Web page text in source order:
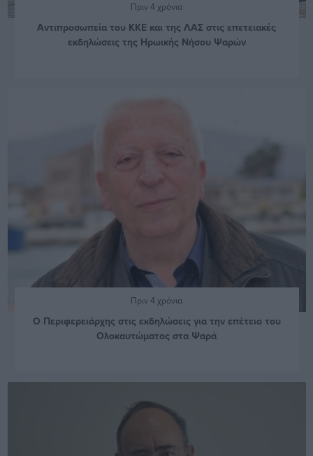
Πριν 4 χρόνια
Αντιπροσωπεία του ΚΚΕ και της ΛΑΣ στις επετειακές
εκδηλώσεις της Ηρωικής Νήσου Ψαρών
Πριν 4 χρόνια
Ο Περιφερειάρχης στις εκδηλώσεις για την επέτειο του
Ολοκαυτώματος στα Ψαρά